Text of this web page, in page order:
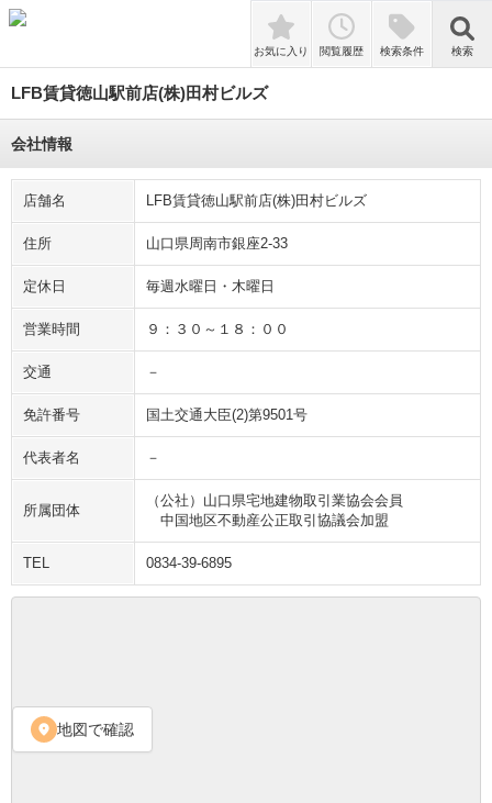
検索
お気に入り 閲覧履歴 検索条件 検索
LFB賃貸徳山駅前店(株)田村ビルズ
会社情報
店舗名 LFB賃貸徳山駅前店(株)田村ビルズ
住所 山口県周南市銀座2-33
定休日 毎週水曜日・木曜日
営業時間 ９：３０～１８：００
交通 －
免許番号 国土交通大臣(2)第9501号
代表者名 －
所属団体
（公社）山口県宅地建物取引業協会会員
中国地区不動産公正取引協議会加盟
TEL 0834-39-6895
location_on 地図で確認